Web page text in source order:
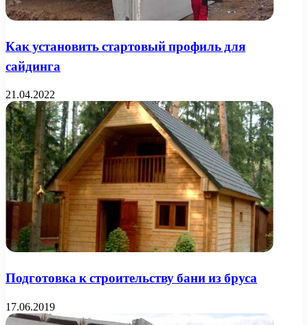
Как установить стартовый профиль для
сайдинга
21.04.2022
Подготовка к строительству бани из бруса
17.06.2019